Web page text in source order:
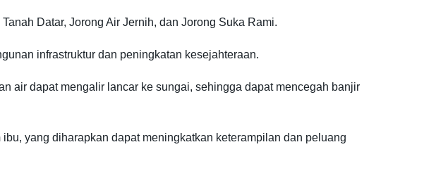
Datar, Jorong Air Jernih, dan Jorong Suka Rami.
infrastruktur dan peningkatan kesejahteraan.
air dapat mengalir lancar ke sungai, sehingga dapat mencegah banjir
yang diharapkan dapat meningkatkan keterampilan dan peluang